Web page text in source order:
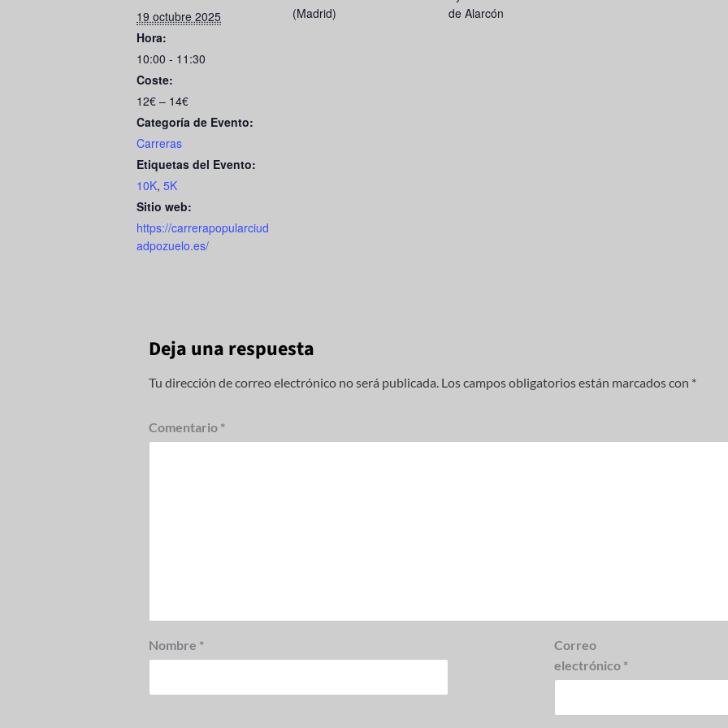
o
o
k
o
n
19 octubre 2025
Hora:
10:00 - 11:30
Coste:
12€ – 14€
Categoría de Evento:
Carreras
Etiquetas del Evento:
10K, 5K
Sitio web:
https://carrerapopularciud
adpozuelo.es/
(Madrid)
de Alarcón
Deja una respuesta
Tu dirección de correo electrónico no será publicada. Los campos obligatorios están marcados con *
Comentario *
Nombre *
Correo
electrónico *